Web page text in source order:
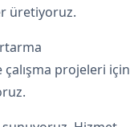
üretiyoruz.
çalışma projeleri için